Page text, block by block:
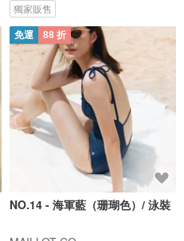
獨家販售
免運 88 折
NO.14 - 海軍藍（珊瑚色）/ 泳裝